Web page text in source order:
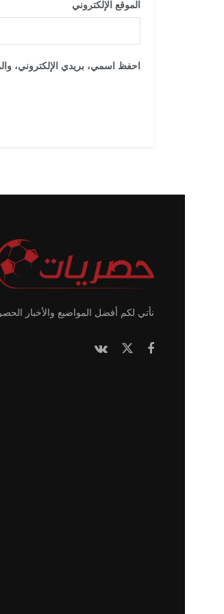
الموقع الإلكتروني
احفظ اسمي، بريدي الإلكتروني،
نأتي لكم أفضل المواضيع والأخبار